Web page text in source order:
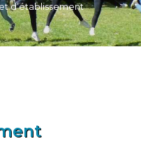
d’établissement